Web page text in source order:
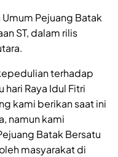
Pejuang Batak
ST, dalam rilis
terhadap
Raya Idul Fitri
kami berikan saat ini
namun kami
Batak Bersatu
masyarakat di